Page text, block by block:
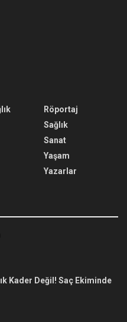
Röportaj
Sağlık
Sanat
Yaşam
Yazarlar
Kader Değil! Saç Ekiminde